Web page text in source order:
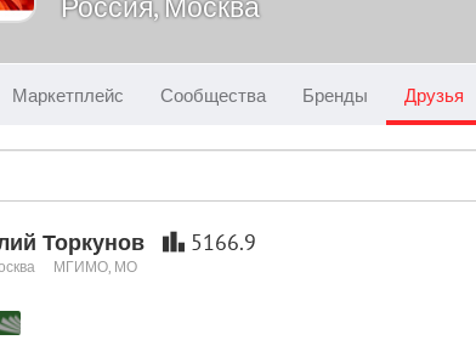
Маркетплейс Сообщества Бренды Друзья
Торкунов 5166.9
МГИМО, МО